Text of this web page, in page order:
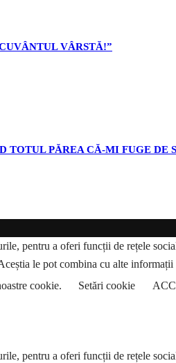
VÂRSTĂ!”
PĂREA CĂ-MI FUGE
pentru a oferi funcții de rețele
le pot combina cu alte
cookie.
Setări cookie
pentru a oferi funcții de rețele